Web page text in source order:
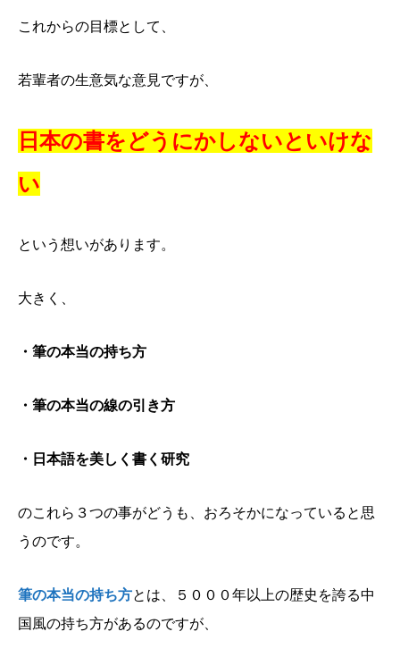
これからの目標として、
若輩者の生意気な意見ですが、
日本の書をどうにかしないといけな
い
という想いがあります。
大きく、
・筆の本当の持ち方
・筆の本当の線の引き方
・日本語を美しく書く研究
のこれら３つの事がどうも、おろそかになっていると思
うのです。
筆の本当の持ち方とは、５０００年以上の歴史を誇る中
国風の持ち方があるのですが、